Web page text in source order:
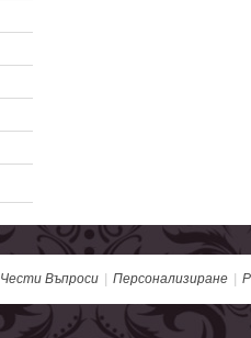
Чести Въпроси Персонализиране